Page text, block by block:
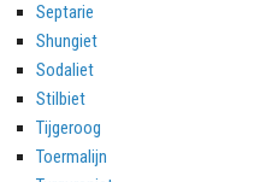
Septarie
Shungiet
Sodaliet
Stilbiet
Tijgeroog
Toermalijn